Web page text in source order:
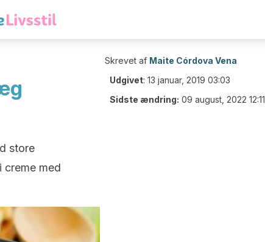
store
med
Skrevet af Maite Córdova Vena
Udgivet: 13 januar, 2019 03:03
Sidste ændring: 09 august, 2022 12:11